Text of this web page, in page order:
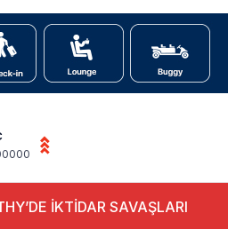
İKTİDAR SAVAŞLARI